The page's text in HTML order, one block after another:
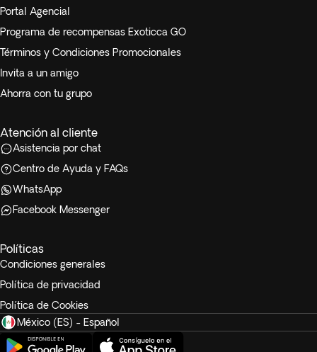
Portal Agencial
Programa de recompensas Exoticca GO
Términos y Condiciones Promocionales
Invita a un amigo
Ahorra con tu grupo
Atención al cliente
Asistencia por chat
Centro de Ayuda y FAQs
WhatsApp
Facebook Messenger
Políticas
Condiciones generales
Política de privacidad
Política de Cookies
México (ES) - Español